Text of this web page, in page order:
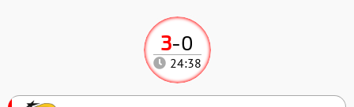
3-0
24:38